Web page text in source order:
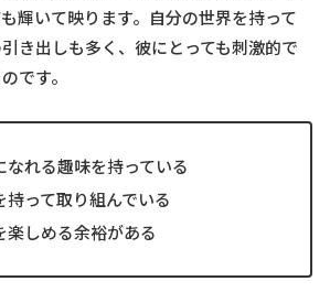
輝いて映ります。自分の世界を持って
き出しも多く、彼にとっても刺激的で
です。
なれる趣味を持っている
持って取り組んでいる
楽しめる余裕がある